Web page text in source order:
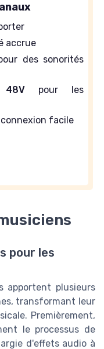
accrue
des sonorités
pour les
facile
pour les
apportent plusieurs
transformant leur
Premièrement,
le processus de
d'effets audio à